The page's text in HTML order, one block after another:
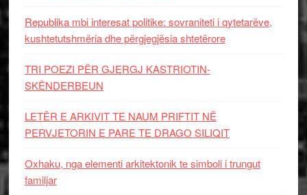
Republika mbi interesat politike: sovraniteti i qytetarëve,
kushtetutshmëria dhe përgjegjësia shtetërore
TRI POEZI PËR GJERGJ KASTRIOTIN-
SKËNDERBEUN
LETËR E ARKIVIT TE NAUM PRIFTIT NË
PERVJETORIN E PARE TE DRAGO SILIQIT
Oxhaku, nga elementi arkitektonik te simboli i trungut
familjar